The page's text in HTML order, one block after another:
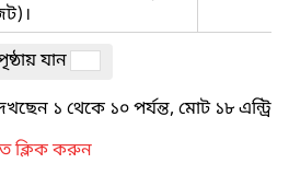
যান
১ থেকে ১০ পর্যন্ত, মোট ১৮ এন্ট্রি
ক্লিক করুন